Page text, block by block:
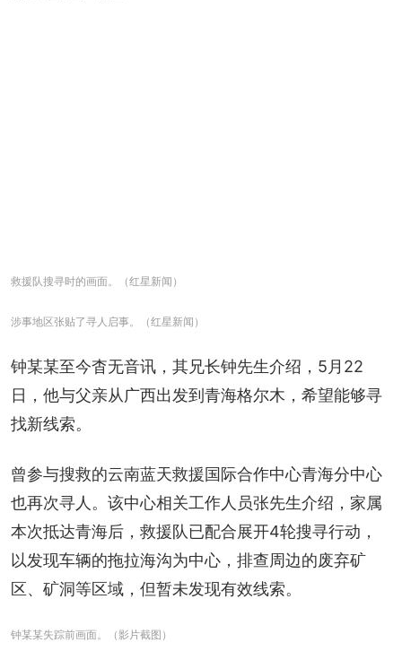
救援队搜寻时的画面。（红星新闻）
涉事地区张贴了寻人启事。（红星新闻）
钟某某至今杳无音讯，其兄长钟先生介绍，5月22
日，他与父亲从广西出发到青海格尔木，希望能够寻
找新线索。
曾参与搜救的云南蓝天救援国际合作中心青海分中心
也再次寻人。该中心相关工作人员张先生介绍，家属
本次抵达青海后，救援队已配合展开4轮搜寻行动，
以发现车辆的拖拉海沟为中心，排查周边的废弃矿
区、矿洞等区域，但暂未发现有效线索。
钟某某失踪前画面。（影片截图）